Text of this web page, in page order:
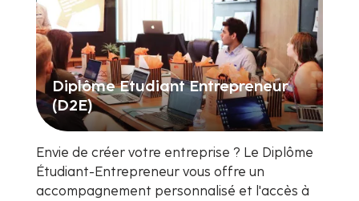
Diplôme Etudiant Entrepreneur
(D2E)
Envie de créer votre entreprise ? Le Diplôme
Étudiant-Entrepreneur vous offre un
accompagnement personnalisé et l'accès à